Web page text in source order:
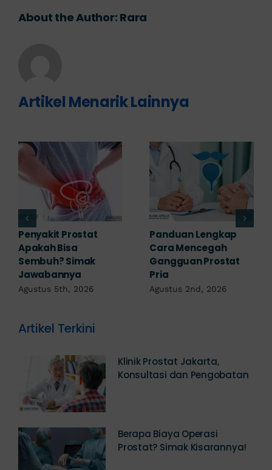
About the Author: Rara
Artikel Menarik Lainnya
7 Komplikasi Prostat
yang Perlu
Diwaspadai Sejak Dini
Agustus 1st, 2026
Obat Penyakit
Prostat: Pilihan
Terapi Sesuai
Diagnosis
Juli 23rd, 2026
Artikel Terkini
Klinik Prostat Jakarta,
Konsultasi dan Pengobatan
Berapa Biaya Operasi
Prostat? Simak Kisarannya!